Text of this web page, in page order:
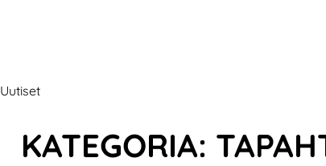
Uutiset
KATEGORIA: